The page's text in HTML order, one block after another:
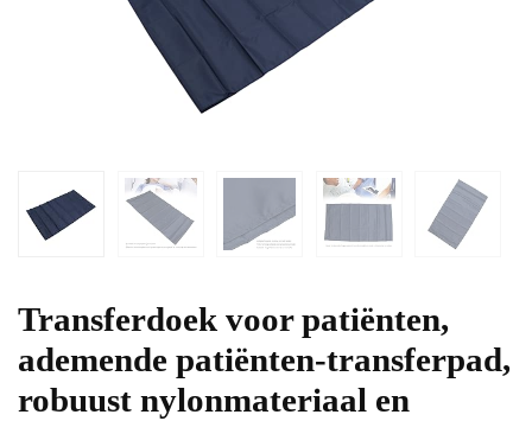
Transferdoek voor patiënten,
ademende patiënten-transferpad,
robuust nylonmateriaal en